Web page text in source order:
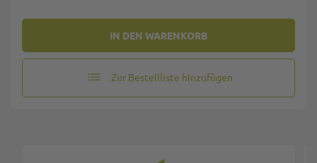
IN DEN WARENKORB
Zur Bestellliste hinzufügen